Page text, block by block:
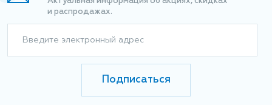
и распродажах.
Введите электронный адрес
Подписаться